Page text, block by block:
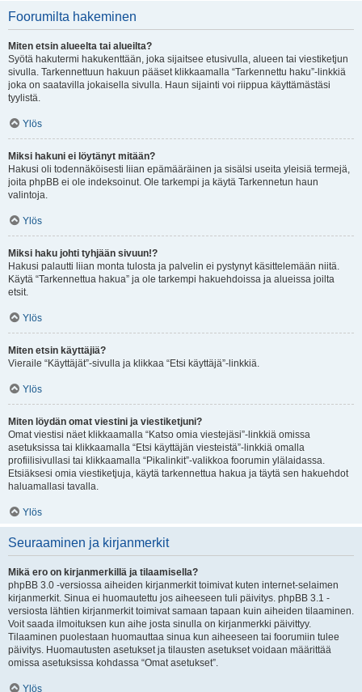
Foorumilta hakeminen
Miten etsin alueelta tai alueilta?
Syötä hakutermi hakukenttään, joka sijaitsee etusivulla, alueen tai viestiketjun
sivulla. Tarkennettuun hakuun pääset klikkaamalla “Tarkennettu haku”-linkkiä
joka on saatavilla jokaisella sivulla. Haun sijainti voi riippua käyttämästäsi
tyylistä.
Ylös
Miksi hakuni ei löytänyt mitään?
Hakusi oli todennäköisesti liian epämääräinen ja sisälsi useita yleisiä termejä,
joita phpBB ei ole indeksoinut. Ole tarkempi ja käytä Tarkennetun haun
valintoja.
Ylös
Miksi haku johti tyhjään sivuun!?
Hakusi palautti liian monta tulosta ja palvelin ei pystynyt käsittelemään niitä.
Käytä “Tarkennettua hakua” ja ole tarkempi hakuehdoissa ja alueissa joilta
etsit.
Ylös
Miten etsin käyttäjiä?
Vieraile “Käyttäjät”-sivulla ja klikkaa “Etsi käyttäjä”-linkkiä.
Ylös
Miten löydän omat viestini ja viestiketjuni?
Omat viestisi näet klikkaamalla “Katso omia viestejäsi”-linkkiä omissa
asetuksissa tai klikkaamalla “Etsi käyttäjän viesteistä”-linkkiä omalla
profiilisivullasi tai klikkaamalla “Pikalinkit”-valikkoa foorumin ylälaidassa.
Etsiäksesi omia viestiketjuja, käytä tarkennettua hakua ja täytä sen hakuehdot
haluamallasi tavalla.
Ylös
Seuraaminen ja kirjanmerkit
Mikä ero on kirjanmerkillä ja tilaamisella?
phpBB 3.0 -versiossa aiheiden kirjanmerkit toimivat kuten internet-selaimen
kirjanmerkit. Sinua ei huomautettu jos aiheeseen tuli päivitys. phpBB 3.1 -
versiosta lähtien kirjanmerkit toimivat samaan tapaan kuin aiheiden tilaaminen.
Voit saada ilmoituksen kun aihe josta sinulla on kirjanmerkki päivittyy.
Tilaaminen puolestaan huomauttaa sinua kun aiheeseen tai foorumiin tulee
päivitys. Huomautusten asetukset ja tilausten asetukset voidaan määrittää
omissa asetuksissa kohdassa “Omat asetukset”.
Ylös